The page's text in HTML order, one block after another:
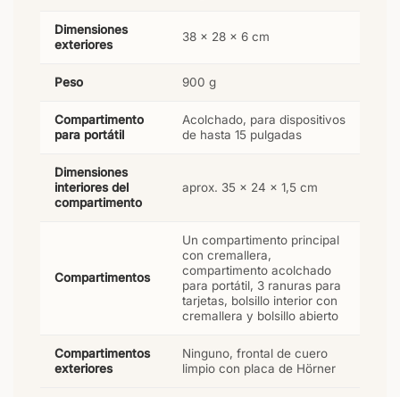
Dimensiones
exteriores
38 × 28 × 6 cm
Peso 900 g
Compartimento
para portátil
Acolchado, para dispositivos
de hasta 15 pulgadas
Dimensiones
interiores del
compartimento
aprox. 35 × 24 × 1,5 cm
Compartimentos
Un compartimento principal
con cremallera,
compartimento acolchado
para portátil, 3 ranuras para
tarjetas, bolsillo interior con
cremallera y bolsillo abierto
Compartimentos
exteriores
Ninguno, frontal de cuero
limpio con placa de Hörner